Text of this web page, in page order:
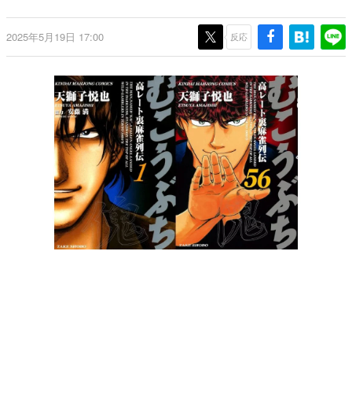
ゲーム世代の作家たち
ゲームに多大な影響を受けた作家さんに取材し、ゲームが
日本のコンテンツ産業やカルチャーに与えた影響を探る企
画です。
日本モバイルゲーム産業史
日本のモバイルゲーム史における主要なトピック・タイト
ルを網羅するほか、開発者へのインタビューや識者による
解説を掲載。約20年の歴史が一望できる決定版！
若ゲのいたり〜ゲームクリエイターの青春〜
『うつヌケ』『ペンと箸』等で知られるマンガ家・田中圭
一先生によるゲーム業界レポートマンガです。
なんでゲームは面白い？
ゲーム開発者・hamatsu氏がゲームの魅力を画面や操作の
具体的な形から解き明かしていく、硬派で骨太な評論連載
です。
2025年5月19日 17:00 反応